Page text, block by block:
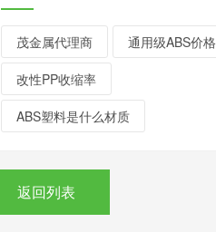
茂金属代理商 通用级ABS价格
改性PP收缩率
ABS塑料是什么材质
返回列表